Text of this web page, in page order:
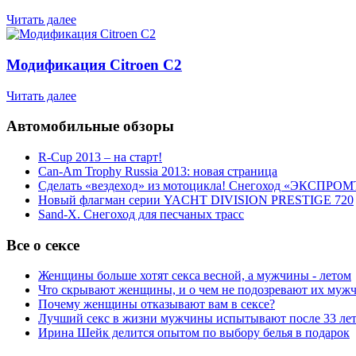
Читать далее
Модификация Citroen С2
Читать далее
Автомобильные обзоры
R-Cup 2013 – на старт!
Can-Am Trophy Russia 2013: новая страница
Сделать «вездеход» из мотоцикла! Снегоход
Новый флагман серии YACHT DIVISION PRESTIGE 720
Sand-X. Снегоход для песчаных трасс
Все о сексе
Женщины больше хотят секса весной, а мужчины - летом
Что скрывают женщины, и о чем не подозревают их
Почему женщины отказывают вам в сексе?
Лучший секс в жизни мужчины испытывают после 33 лет
Ирина Шейк делится опытом по выбору белья в подарок